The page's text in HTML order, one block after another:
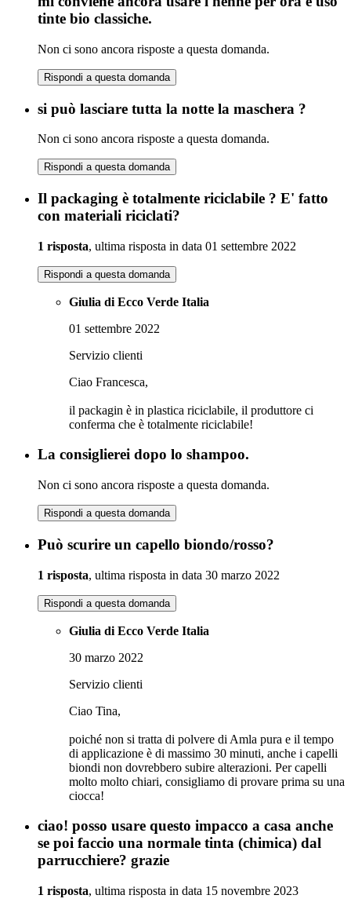
tinte bio classiche.
Non ci sono ancora risposte a questa domanda.
Rispondi a questa domanda
si può lasciare tutta la notte la maschera ?
Non ci sono ancora risposte a questa domanda.
Rispondi a questa domanda
Il packaging è totalmente riciclabile ? E' fatto
con materiali riciclati?
1 risposta, ultima risposta in data 01 settembre 2022
Rispondi a questa domanda
Giulia di Ecco Verde Italia
01 settembre 2022
Servizio clienti
Ciao Francesca,
il packagin è in plastica riciclabile, il produttore ci
conferma che è totalmente riciclabile!
La consiglierei dopo lo shampoo.
Non ci sono ancora risposte a questa domanda.
Rispondi a questa domanda
Può scurire un capello biondo/rosso?
1 risposta, ultima risposta in data 30 marzo 2022
Rispondi a questa domanda
Giulia di Ecco Verde Italia
30 marzo 2022
Servizio clienti
Ciao Tina,
poiché non si tratta di polvere di Amla pura e il tempo
di applicazione è di massimo 30 minuti, anche i capelli
biondi non dovrebbero subire alterazioni. Per capelli
molto molto chiari, consigliamo di provare prima su una
ciocca!
ciao! posso usare questo impacco a casa anche
se poi faccio una normale tinta (chimica) dal
parrucchiere? grazie
1 risposta, ultima risposta in data 15 novembre 2023